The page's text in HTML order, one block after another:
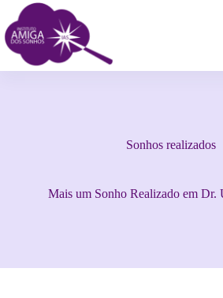
Sonhos realizados
Mais um Sonho Realizado em Dr.